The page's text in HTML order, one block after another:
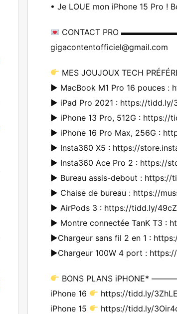
• Je LOUE mon iPhone 15 Pro !
CONTACT PRO
gigacontentofficiel@gmail.com
MES JOUJOUX TECH
► MacBook M1 Pro 16 pouces :
► iPad Pro 2021 : https://tidd.ly/
► iPhone 13 Pro, 512G : https://
► iPhone 16 Pro Max, 256G :
► Insta360 X5 : https://
► Insta360 Ace Pro 2 : https://
► Bureau assis-debout : https://
► Chaise de bureau : https://
► AirPods 3 : https://tidd.ly/
► Montre connectée TanK T3 :
►Chargeur sans fil 2 en 1 :
►Chargeur 100W 4 port :
BONS PLANS iPHONE*
iPhone 16
https://tidd.ly/
iPhone 15
https://tidd.ly/